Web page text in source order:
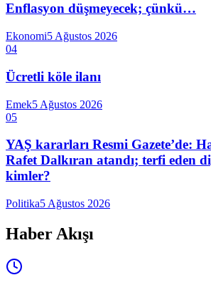
Enflasyon düşmeyecek; çünkü…
Ekonomi5 Ağustos 2026
04
Ücretli köle ilanı
Emek5 Ağustos 2026
05
YAŞ kararları Resmi Gazete’de:
Rafet Dalkıran atandı; terfi eden
kimler?
Politika5 Ağustos 2026
Haber Akışı